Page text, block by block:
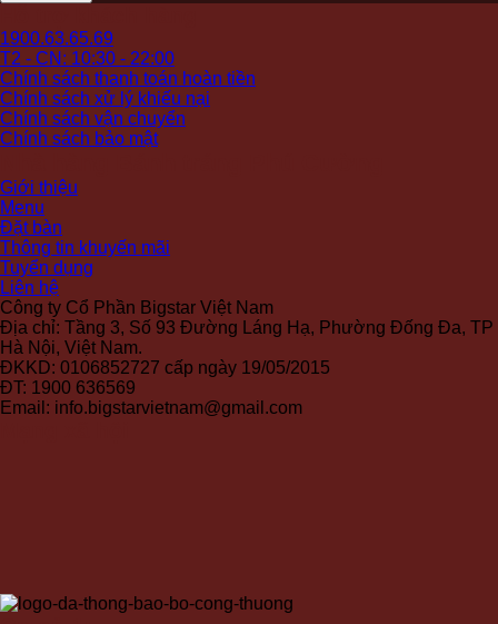
1900.63.65.69
T2 - CN: 10:30 - 22:00
Chính sách thanh toán hoàn tiền
Chính sách xử lý khiếu nại
Chính sách vận chuyển
Chính sách bảo mật
Giới thiệu
Menu
Đặt bàn
Thông tin khuyến mãi
Tuyển dụng
Liên hệ
Công ty Cổ Phần Bigstar Việt Nam
Địa chỉ: Tầng 3, Số 93 Đường Láng Hạ, Phường Đống Đa, TP
Hà Nội, Việt Nam.
ĐKKD: 0106852727 cấp ngày 19/05/2015
ĐT: 1900 636569
Email: info.bigstarvietnam@gmail.com